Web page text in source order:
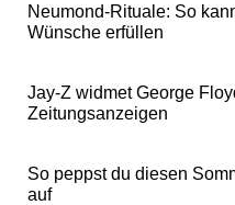
Neumond-Rituale: So
Wünsche erfüllen
Jay-Z widmet George
Zeitungsanzeigen
So peppst du diesen
auf